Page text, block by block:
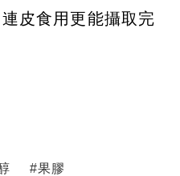
皮食用更能攝取完
#果膠